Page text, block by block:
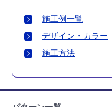
施工例一覧
デザイン・カラー
施工方法